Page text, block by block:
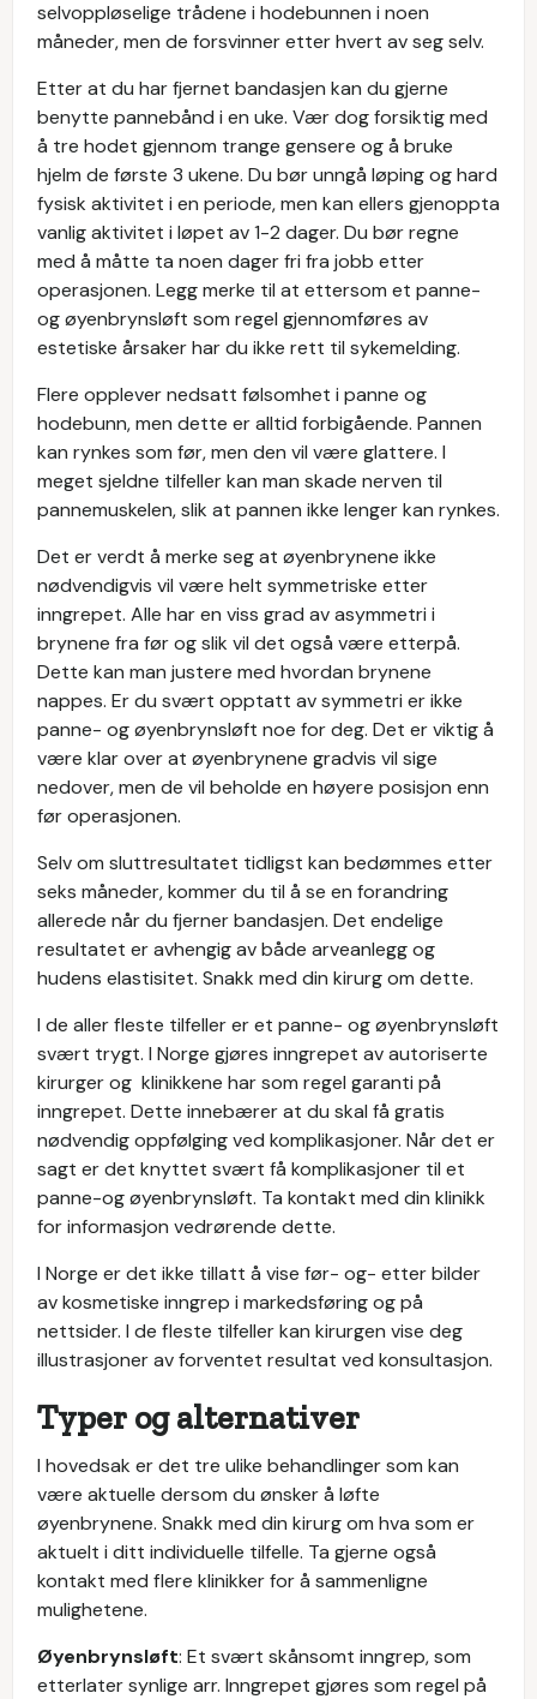
selvoppløselige trådene i hodebunnen i noen
måneder, men de forsvinner etter hvert av seg selv.
Etter at du har fjernet bandasjen kan du gjerne
benytte pannebånd i en uke. Vær dog forsiktig med
å tre hodet gjennom trange gensere og å bruke
hjelm de første 3 ukene. Du bør unngå løping og hard
fysisk aktivitet i en periode, men kan ellers gjenoppta
vanlig aktivitet i løpet av 1-2 dager. Du bør regne
med å måtte ta noen dager fri fra jobb etter
operasjonen. Legg merke til at ettersom et panne-
og øyenbrynsløft som regel gjennomføres av
estetiske årsaker har du ikke rett til sykemelding.
Flere opplever nedsatt følsomhet i panne og
hodebunn, men dette er alltid forbigående. Pannen
kan rynkes som før, men den vil være glattere. I
meget sjeldne tilfeller kan man skade nerven til
pannemuskelen, slik at pannen ikke lenger kan rynkes.
Det er verdt å merke seg at øyenbrynene ikke
nødvendigvis vil være helt symmetriske etter
inngrepet. Alle har en viss grad av asymmetri i
brynene fra før og slik vil det også være etterpå.
Dette kan man justere med hvordan brynene
nappes. Er du svært opptatt av symmetri er ikke
panne- og øyenbrynsløft noe for deg. Det er viktig å
være klar over at øyenbrynene gradvis vil sige
nedover, men de vil beholde en høyere posisjon enn
før operasjonen.
Selv om sluttresultatet tidligst kan bedømmes etter
seks måneder, kommer du til å se en forandring
allerede når du fjerner bandasjen. Det endelige
resultatet er avhengig av både arveanlegg og
hudens elastisitet. Snakk med din kirurg om dette.
I de aller fleste tilfeller er et panne- og øyenbrynsløft
svært trygt. I Norge gjøres inngrepet av autoriserte
kirurger og klinikkene har som regel garanti på
inngrepet. Dette innebærer at du skal få gratis
nødvendig oppfølging ved komplikasjoner. Når det er
sagt er det knyttet svært få komplikasjoner til et
panne-og øyenbrynsløft. Ta kontakt med din klinikk
for informasjon vedrørende dette.
I Norge er det ikke tillatt å vise før- og- etter bilder
av kosmetiske inngrep i markedsføring og på
nettsider. I de fleste tilfeller kan kirurgen vise deg
illustrasjoner av forventet resultat ved konsultasjon.
Typer og alternativer
I hovedsak er det tre ulike behandlinger som kan
være aktuelle dersom du ønsker å løfte
øyenbrynene. Snakk med din kirurg om hva som er
aktuelt i ditt individuelle tilfelle. Ta gjerne også
kontakt med flere klinikker for å sammenligne
mulighetene.
Øyenbrynsløft: Et svært skånsomt inngrep, som
etterlater synlige arr. Inngrepet gjøres som regel på